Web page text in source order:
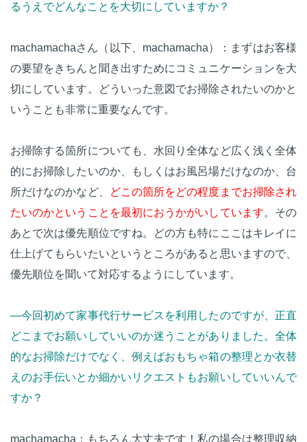
るうえでどんなことを大切にしていますか？
machamachaさん（以下、machamacha）：まずはお客様
の要望をきちんと聞き出すためにコミュニケーションを大
切にしています。どういった意図でお掃除されたいのかと
いうことも非常に重要なんです。
お掃除する箇所についても、水回り全体など広く浅く全体
的にお掃除したいのか、もしくはお風呂場だけなのか、台
所だけなのかなど、
どこの箇所をどの程度までお掃除され
たいのかということを最初におうかがいしています。その
あとで次は優先順位ですね。どの方も特にここはキレイに
仕上げてもらいたいというところがあると思いますので、
優先順位を聞いて対応するようにしています。
—今回初めて家事代行サービスを利用したのですが、正直
どこまでお願いしていいのか迷うことがありました。全体
的なお掃除だけでなく、例えばおもちゃ箱の整理とか衣替
えのお手伝いとか細かいリクエストもお願いしていいんで
すか？
machamacha：もちろん大丈夫です！私の場合は整理収納